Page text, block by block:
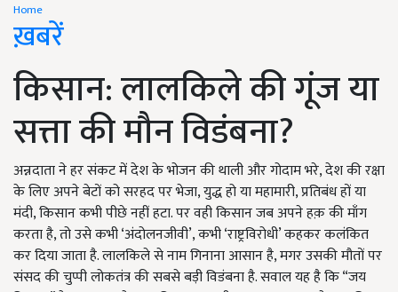
Home
ख़बरें
किसान: लालकिले की गूंज या
सत्ता की मौन विडंबना?
अन्नदाता ने हर संकट में देश के भोजन की थाली और गोदाम भरे, देश की रक्षा
के लिए अपने बेटों को सरहद पर भेजा, युद्ध हो या महामारी, प्रतिबंध हों या
मंदी, किसान कभी पीछे नहीं हटा. पर वही किसान जब अपने हक़ की माँग
करता है, तो उसे कभी ‘अंदोलनजीवी’, कभी ‘राष्ट्रविरोधी’ कहकर कलंकित
कर दिया जाता है. लालकिले से नाम गिनाना आसान है, मगर उसकी मौतों पर
संसद की चुप्पी लोकतंत्र की सबसे बड़ी विडंबना है. सवाल यह है कि “जय